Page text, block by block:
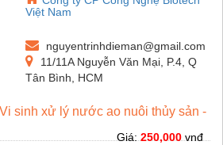
Việt Nam
nguyentrinhdieman@gmail.com
11/11A Nguyễn Văn Mại, P.4, Q
Tân Bình, HCM
sinh xử lý nước ao nuôi thủy sản -
Giá:250,000vnđ